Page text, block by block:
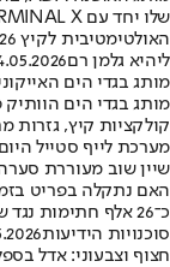
האולטימטיבית לקיץ 2026
ליהיא גלמן רם
מותג בגדי הים
מותג בגדי הים
קולקציות קיץ, גזרות
מערכת לייף סטייל היום
שיין שוב מעוררת
האם נתקלה בפריט
כ־26 אלף חתימות נגד שיין • "מי היה מלביש ילדה בזה?"
סוכנויות הידיעות
חצוף וצבעוני: אדל